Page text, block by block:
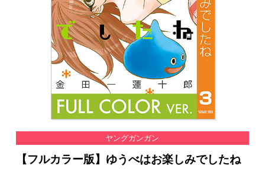
スクウェア・エニックス サイト内検索
ヤングガンガン
【フルカラー版】ゆうべはお楽しみでしたね